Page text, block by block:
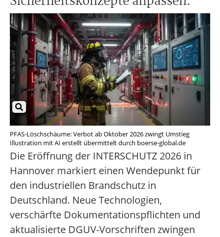
PFAS-Löschschäume: Verbot ab Oktober 2026 zwingt Umstieg
Illustration mit AI erstellt übermittelt durch boerse-global.de
Die Eröffnung der INTERSCHUTZ 2026 in
Hannover markiert einen Wendepunkt für
den industriellen Brandschutz in
Deutschland. Neue Technologien,
verschärfte Dokumentationspflichten und
aktualisierte DGUV-Vorschriften zwingen